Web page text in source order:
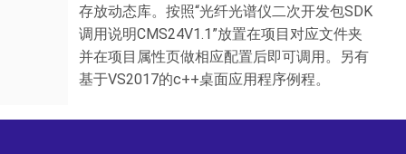
存放动态库。按照“光纤光谱仪二次开发包SDK
调用说明CMS24V1.1”放置在项目对应文件夹
并在项目属性页做相应配置后即可调用。另有
基于VS2017的c++桌面应用程序例程。